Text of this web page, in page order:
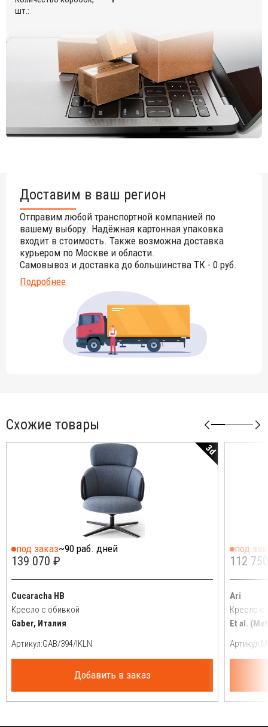
шт.:
Доставим в ваш регион
Отправим любой транспортной компанией по
вашему выбору. Надёжная картонная упаковка
входит в стоимость. Также возможна доставка
курьером по Москве и области.
Самовывоз и доставка до большинства ТК - 0 руб.
Подробнее
Схожие товары
3d
под заказ~90 раб. дней
139 070 ₽
Cucaracha HB
Кресло с обивкой
Gaber, Италия
Артикул:
Добавить в заказ
под
112
Ari
Кресло с
Et al.
Артикул: